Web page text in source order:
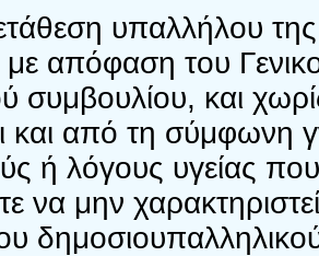
υπαλλήλου
με απόφαση του
συμβουλίου, και
και από τη σύμφωνη
ή λόγους υγείας
να μην